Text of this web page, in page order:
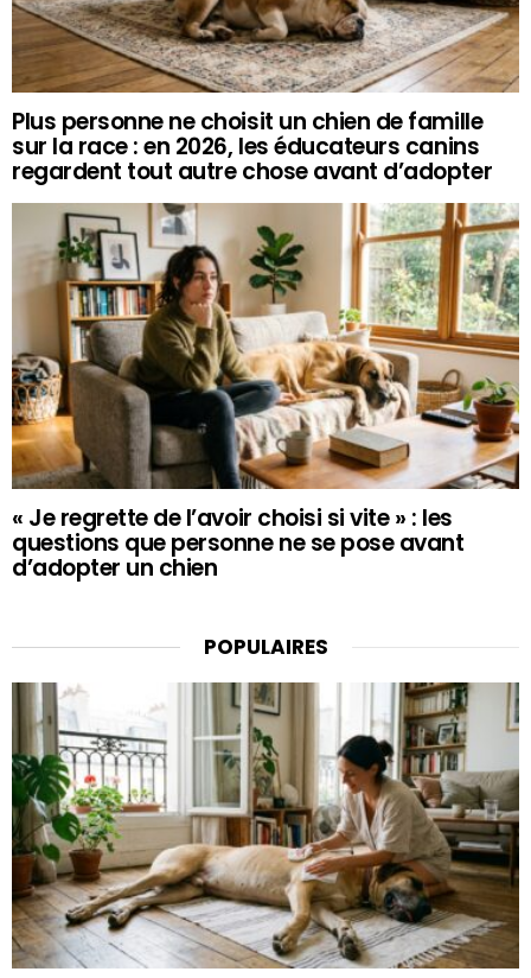
Plus personne ne choisit un chien de famille
sur la race : en 2026, les éducateurs canins
regardent tout autre chose avant d’adopter
« Je regrette de l’avoir choisi si vite » : les
questions que personne ne se pose avant
d’adopter un chien
POPULAIRES